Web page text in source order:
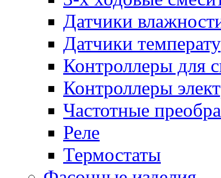
Датчики
Датчики
Контроллеры для
Контроллеры
Частотные
Реле
Термостаты